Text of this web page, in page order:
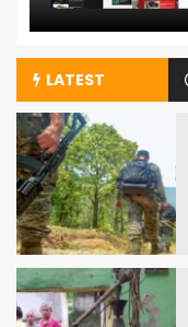
LATEST